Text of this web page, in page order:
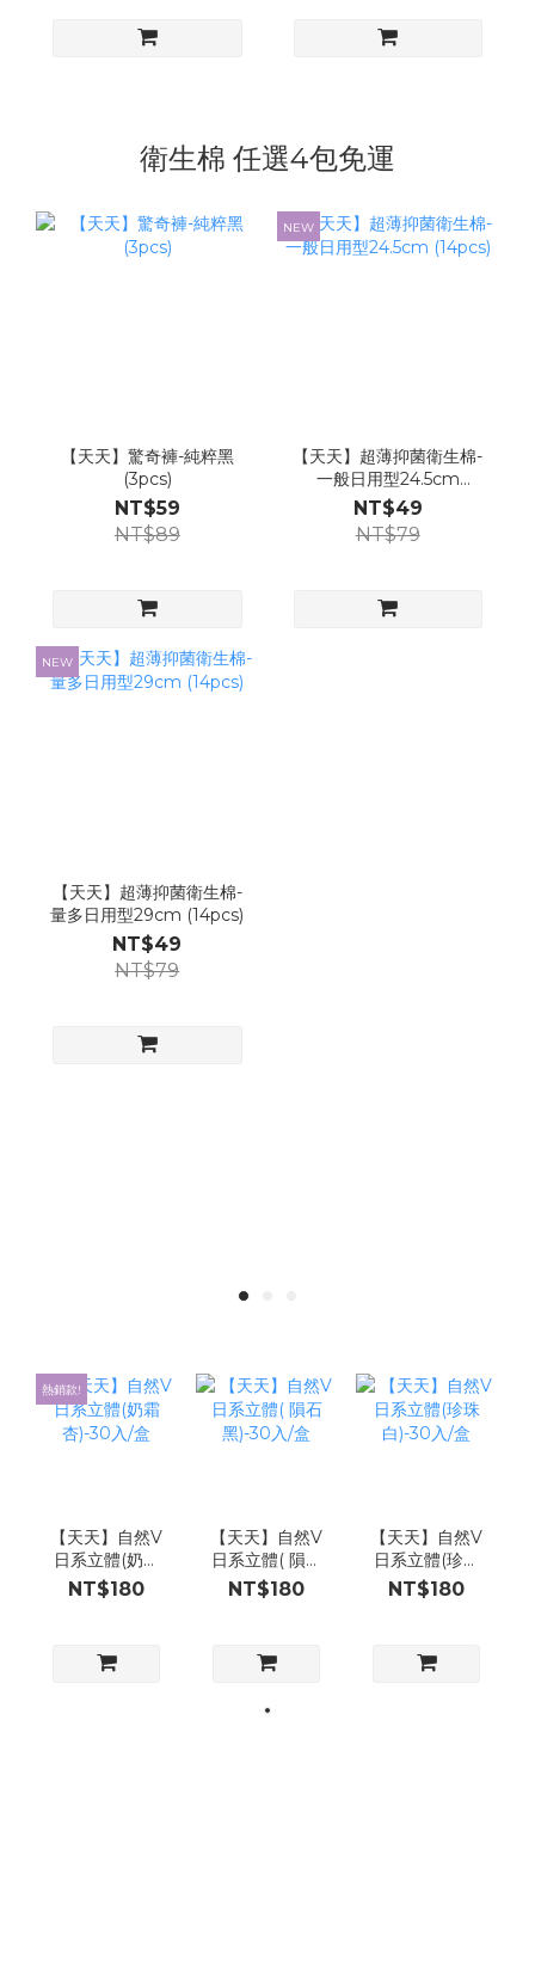
衛生棉 任選4包免運
【天天】驚奇褲-純粹黑
(3pcs)
NT$59
NT$89
NEW
【天天】超薄抑菌衛生棉-
一般日用型24.5cm
(14pcs)
NT$49
NT$79
NEW
【天天】超薄抑菌衛生棉-
量多日用型29cm (14pcs)
NT$49
NT$79
熱銷款!
【天天】自然V
日系立體(奶霜
杏)-30入/盒
NT$180
【天天】自然V
日系立體( 隕石
黑)-30入/盒
NT$180
【天天】自然V
日系立體(珍珠
白)-30入/盒
NT$180